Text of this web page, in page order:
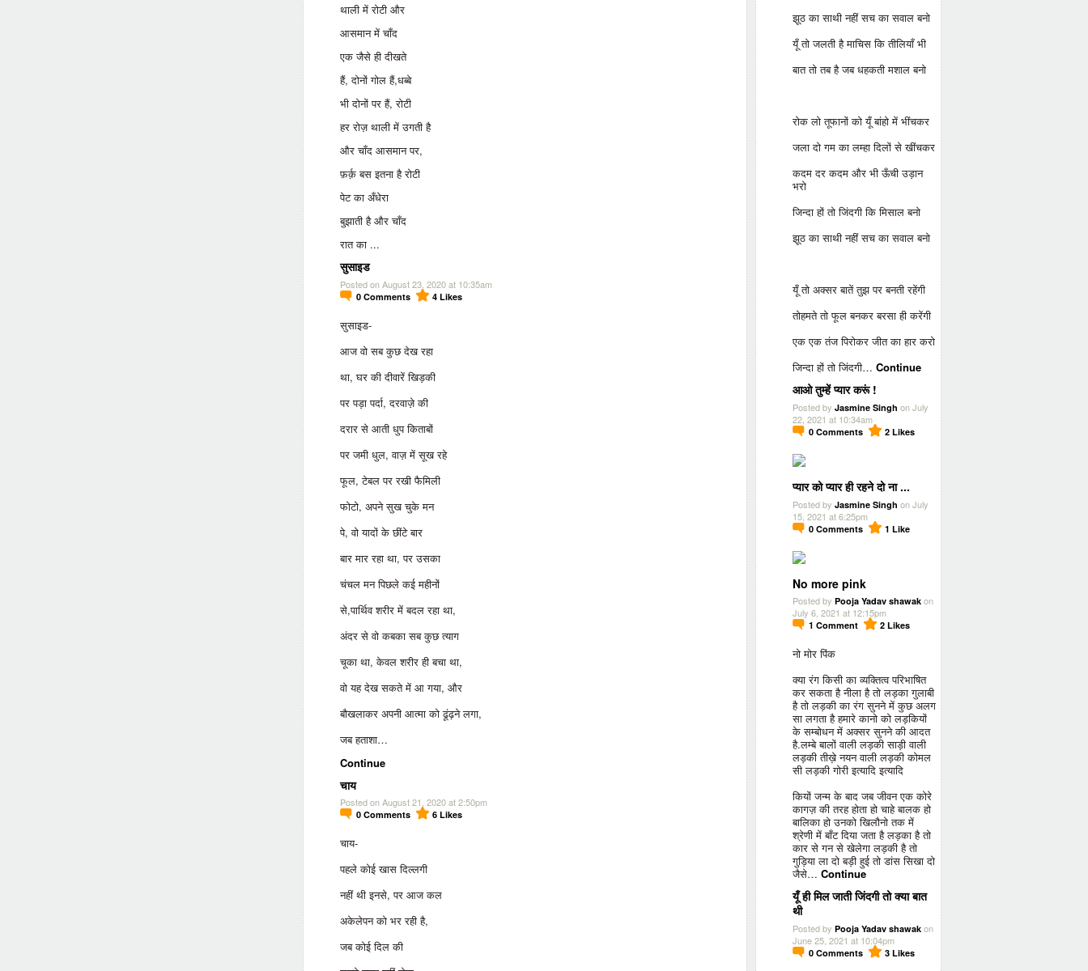
थाली में रोटी और
आसमान में चाँद
एक जैसे ही दीखते
हैं, दोनों गोल हैं,धब्बे
भी दोनों पर हैं, रोटी
हर रोज़ थाली में उगती है
और चाँद आसमान पर,
फ़र्क़ बस इतना है रोटी
पेट का अँधेरा
बुझाती है और चाँद
रात का ...
सुसाइड
Posted on August 23, 2020 at 10:35am
0 Comments 4 Likes
सुसाइड-
आज वो सब कुछ देख रहा
था, घर की दीवारें खिड़की
पर पड़ा पर्दा, दरवाज़े की
दरार से आती धुप किताबों
पर जमी धुल, वाज़ में सूख रहे
फूल, टेबल पर रखी फैमिली
फोटो, अपने सुख चुके मन
पे, वो यादों के छींटे बार
बार मार रहा था, पर उसका
चंचल मन पिछले कई महीनों
से,पार्थिव शरीर में बदल रहा था,
अंदर से वो कबका सब कुछ त्याग
चूका था, केवल शरीर ही बचा था,
वो यह देख सकते में आ गया, और
बौखलाकर अपनी आत्मा को ढूंढ़ने लगा,
जब हताशा…
Continue
चाय
Posted on August 21, 2020 at 2:50pm
0 Comments 6 Likes
चाय-
पहले कोई खास दिल्लगी
नहीं थी इनसे, पर आज कल
अकेलेपन को भर रही है,
जब कोई दिल की
झूठ का साथी नहीं सच का सवाल बनो
यूँ तो जलती है माचिस कि तीलियाँ भी
बात तो तब है जब धहकती मशाल बनो
रोक लो तूफानों को यूँ बांहो में भींचकर
जला दो गम का लम्हा दिलों से खींचकर
कदम दर कदम और भी ऊँची उड़ान
भरो
जिन्दा हों तो जिंदगी कि मिसाल बनो
झूठ का साथी नहीं सच का सवाल बनो
यूँ तो अक्सर बातें तुझ पर बनती रहेंगी
तोहमते तो फूल बनकर बरसा ही करेंगी
एक एक तंज पिरोकर जीत का हार करो
जिन्दा हों तो जिंदगी… Continue
आओ तुम्हें प्यार करूं !
Posted by Jasmine Singh on July
22, 2021 at 10:34am
0 Comments 2 Likes
प्यार को प्यार ही रहने दो ना ...
Posted by Jasmine Singh on July
15, 2021 at 6:25pm
0 Comments 1 Like
No more pink
Posted by Pooja Yadav shawak on
July 6, 2021 at 12:15pm
1 Comment 2 Likes
नो मोर पिंक
क्या रंग किसी का व्यक्तित्व परिभाषित
कर सकता है नीला है तो लड़का गुलाबी
है तो लड़की का रंग सुनने में कुछ अलग
सा लगता है हमारे कानो को लड़कियों
के सम्बोधन में अक्सर सुनने की आदत
है.लम्बे बालों वाली लड़की साड़ी वाली
लड़की तीख़े नयन वाली लड़की कोमल
सी लड़की गोरी इत्यादि इत्यादि
कियों जन्म के बाद जब जीवन एक कोरे
कागज़ की तरह होता हो चाहे बालक हो
बालिका हो उनको खिलौनो तक में
श्रेणी में बाँट दिया जता है लड़का है तो
कार से गन से खेलेगा लड़की है तो
गुड़िया ला दो बड़ी हुई तो डांस सिखा दो
जैसे… Continue
यूँ ही मिल जाती जिंदगी तो क्या बात
थी
Posted by Pooja Yadav shawak on
June 25, 2021 at 10:04pm
0 Comments 3 Likes